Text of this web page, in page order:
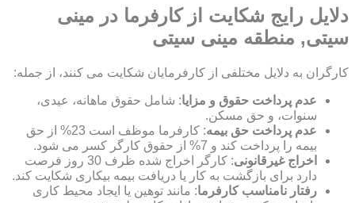
دلایل رایج شکایت از کارفرما در مینی
سیتی, منطقه مینی سیتی
کارگران به دلایل مختلفی از کارفرمایان شکایت می کنند، از جمله:
عدم پرداخت حقوق و مزایا: شامل حقوق ماهانه، عیدی،
سنوات، و حق مسکن.
عدم پرداخت حق بیمه
: کارفرما موظف است 23% از حق
بیمه را پرداخت کند و 7% از حقوق کارگر کسر می شود.
اخراج غیرقانونی
: کارگر اخراج شده ظرف 30 روز فرصت
دارد برای بازگشت به کار یا دریافت بیمه بیکاری شکایت کند.
رفتار نامناسب کارفرما: مانند توهین یا ایجاد محیط کاری